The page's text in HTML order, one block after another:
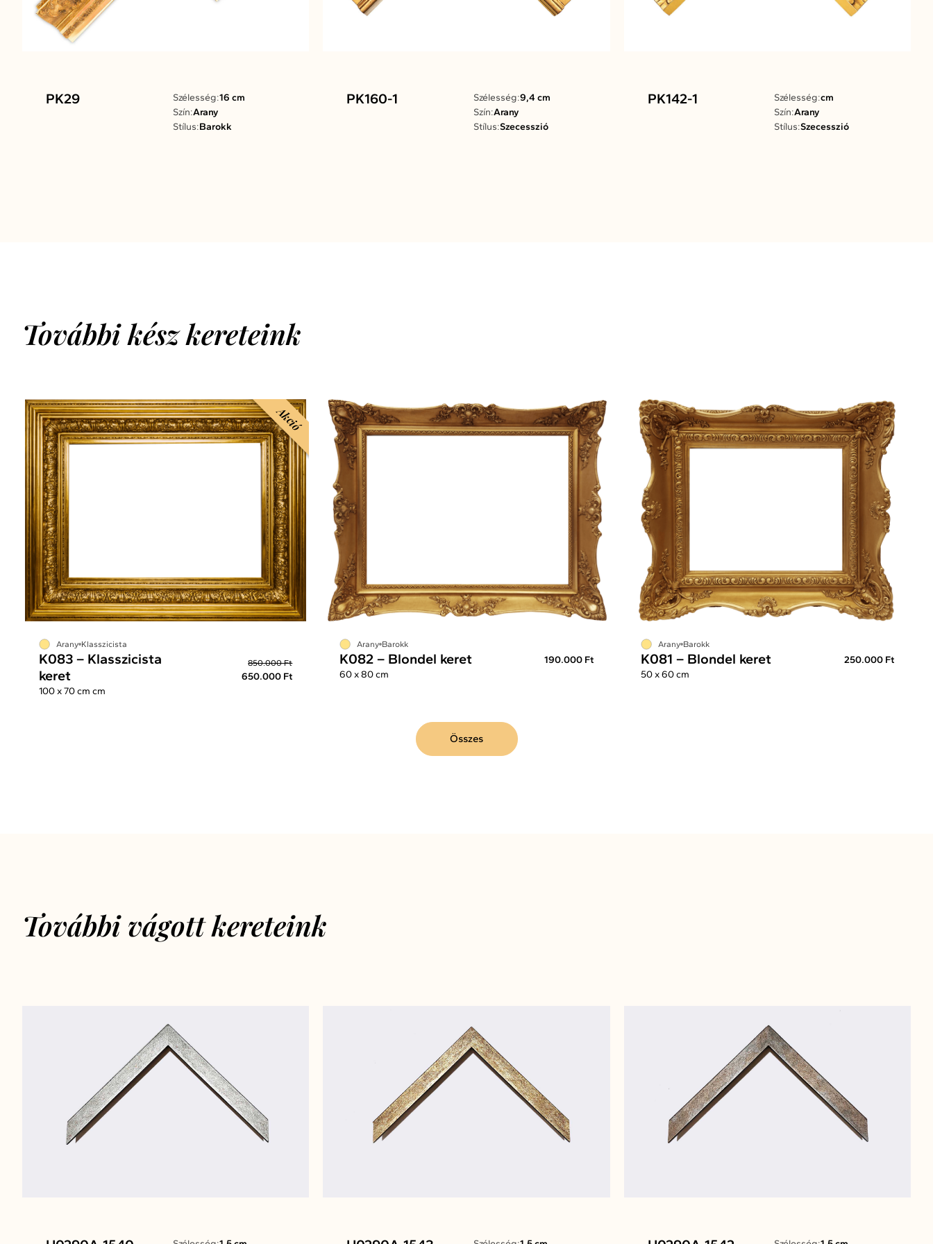
PK29 Szélesség:16 cm
Szín:Arany
Stílus:Barokk
PK160-1 Szélesség:9,4 cm
Szín:Arany
Stílus:Szecesszió
PK142-1 Szélesség:cm
Szín:Arany
Stílus:Szecesszió
További kész kereteink
Akció
Arany Klasszicista
K083 – Klasszicista
keret
850.000 Ft
650.000 Ft
100 x 70 cm cm
Arany Barokk
K082 – Blondel keret
190.000 Ft
60 x 80 cm
Arany Barokk
K081 – Blondel keret
250.000 Ft
50 x 60 cm
Összes
További vágott kereteink